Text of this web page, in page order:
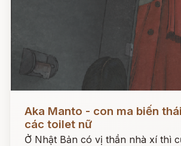
Aka Manto - con ma biến
các toilet nữ
Ở Nhật Bản có vị thần nhà xí thì